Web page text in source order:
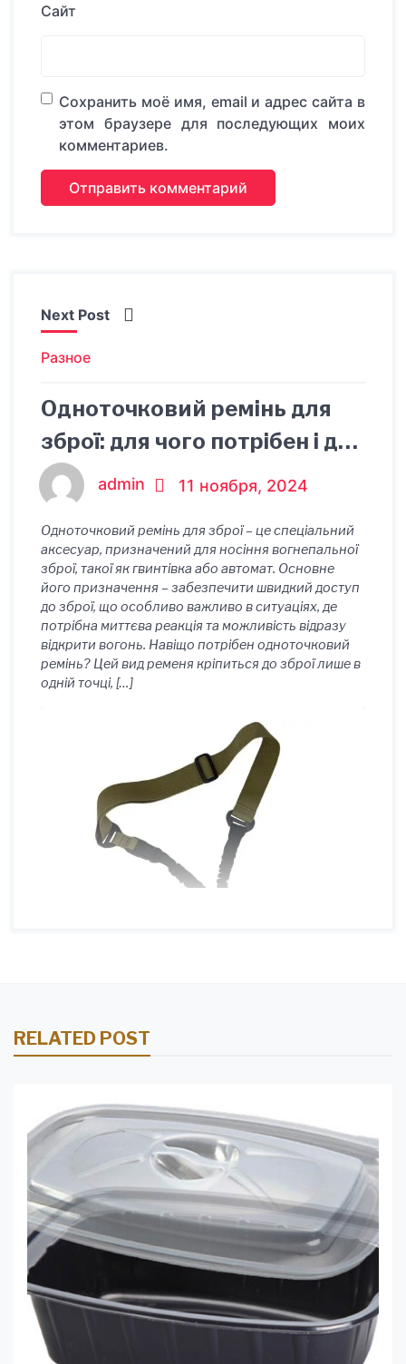
Сайт
Сохранить моё имя, email и адрес сайта в
этом браузере для последующих моих
комментариев.
Next Post
Разное
Одноточковий ремінь для
зброї: для чого потрібен і де
купитиadmin 11 ноября, 2024
Одноточковий ремінь для зброї – це спеціальний
аксесуар, призначений для носіння вогнепальної
зброї, такої як гвинтівка або автомат. Основне
його призначення – забезпечити швидкий доступ
до зброї, що особливо важливо в ситуаціях, де
потрібна миттєва реакція та можливість відразу
відкрити вогонь. Навіщо потрібен одноточковий
ремінь? Цей вид ременя кріпиться до зброї лише в
одній точці, […]
RELATED POST